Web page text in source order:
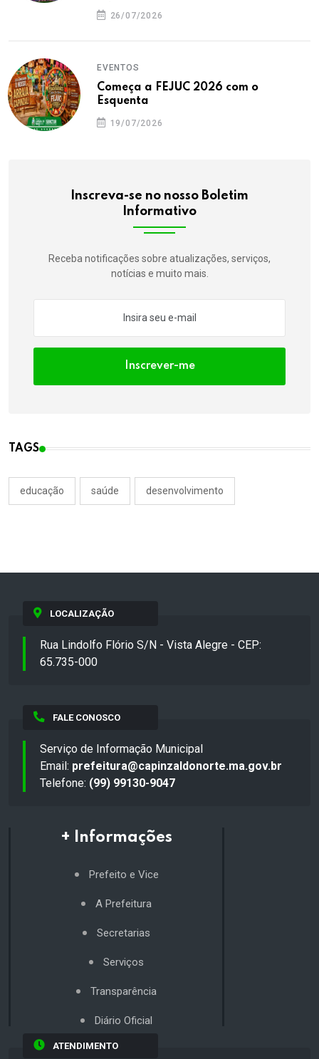
26/07/2026
EVENTOS
Começa a FEJUC 2026 com o
Esquenta
19/07/2026
Inscreva-se no nosso Boletim
Informativo
Receba notificações sobre atualizações, serviços,
notícias e muito mais.
Inscrever-me
TAGS
educação saúde desenvolvimento
LOCALIZAÇÃO
Rua Lindolfo Flório S/N - Vista Alegre - CEP:
65.735-000
FALE CONOSCO
Serviço de Informação Municipal
Email: prefeitura@capinzaldonorte.ma.gov.br
Telefone: (99) 99130-9047
+ Informações
Prefeito e Vice
A Prefeitura
Secretarias
Serviços
Transparência
Diário Oficial
ATENDIMENTO